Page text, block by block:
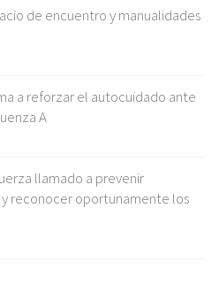
de encuentro y manualidades
a reforzar el autocuidado ante
A
llamado a prevenir
reconocer oportunamente los